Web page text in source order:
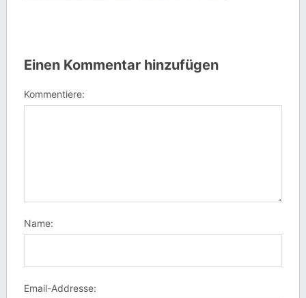
Einen Kommentar hinzufügen
Kommentiere:
Name:
Email-Addresse: